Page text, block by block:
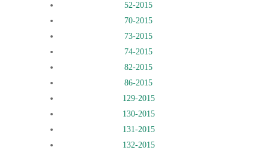
52-2015
70-2015
73-2015
74-2015
82-2015
86-2015
129-2015
130-2015
131-2015
132-2015